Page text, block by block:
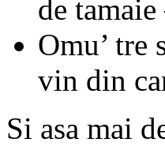
de
Omu’ tre
vin din
Si asa mai